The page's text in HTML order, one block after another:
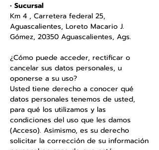
• Sucursal
Km 4 , Carretera federal 25,
Aguascalientes, Loreto Macario J.
Gómez, 20350 Aguascalientes, Ags.
¿Cómo puede acceder, rectificar o
cancelar sus datos personales, u
oponerse a su uso?
Usted tiene derecho a conocer qué
datos personales tenemos de usted,
para qué los utilizamos y las
condiciones del uso que les damos
(Acceso). Asimismo, es su derecho
solicitar la corrección de su información